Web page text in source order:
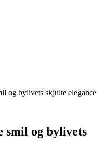
og bylivets skjulte elegance
smil og bylivets